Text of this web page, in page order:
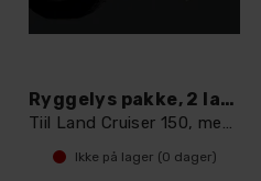
Ryggelys pakke, 2 lamper slim
Tiil Land Cruiser 150, med kabelsett
Ikke på lager (0 dager)